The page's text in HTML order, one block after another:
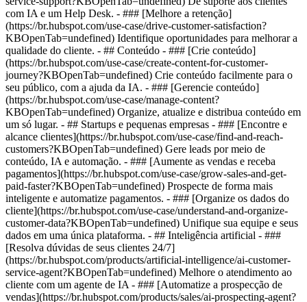
com IA e um Help Desk. - ### [Melhore a retenção]
(https://br.hubspot.com/use-case/drive-customer-satisfaction?
KBOpenTab=undefined) Identifique oportunidades para melhorar a
qualidade do cliente. - ## Conteúdo - ### [Crie conteúdo]
(https://br.hubspot.com/use-case/create-content-for-customer-
journey?KBOpenTab=undefined) Crie conteúdo facilmente para o
seu público, com a ajuda da IA. - ### [Gerencie conteúdo]
(https://br.hubspot.com/use-case/manage-content?
KBOpenTab=undefined) Organize, atualize e distribua conteúdo em
um só lugar. - ## Startups e pequenas empresas - ### [Encontre e
alcance clientes](https://br.hubspot.com/use-case/find-and-reach-
customers?KBOpenTab=undefined) Gere leads por meio de
conteúdo, IA e automação. - ### [Aumente as vendas e receba
pagamentos](https://br.hubspot.com/use-case/grow-sales-and-get-
paid-faster?KBOpenTab=undefined) Prospecte de forma mais
inteligente e automatize pagamentos. - ### [Organize os dados do
cliente](https://br.hubspot.com/use-case/understand-and-organize-
customer-data?KBOpenTab=undefined) Unifique sua equipe e seus
dados em uma única plataforma. - ## Inteligência artificial - ###
[Resolva dúvidas de seus clientes 24/7]
(https://br.hubspot.com/products/artificial-intelligence/ai-customer-
service-agent?KBOpenTab=undefined) Melhore o atendimento ao
cliente com um agente de IA - ### [Automatize a prospecção de
vendas](https://br.hubspot.com/products/sales/ai-prospecting-agent?